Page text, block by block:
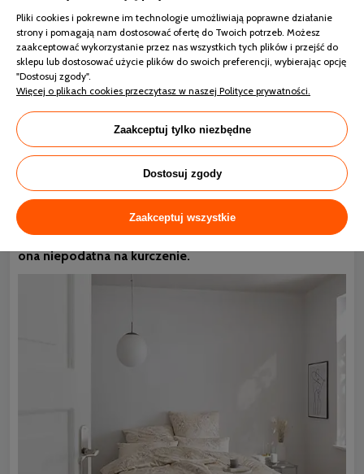
stosuje się najwyższej jakości mako bawełnę, która posiada
długie i odporne na uszkodzenia włókna. Wybierając
pościele z bawełny merceryzowanej, można mieć zatem
pewność najwyższej jakości.
Czy pranie merceryzowanej bawełny przebiega
tak jak w przypadku zwykłej bawełny?
Już wiecie, na czym polega merceryzacja bawełny, warto
więc pochylić się nad jej pielęgnacją.
znaczenie ma fakt, że takapościel z bawełny z
połyskiemmoże być prana podobnie jak zwykła
bawełna. Oczywiście zawsze należy zapoznać się z
informacjami zawartymi na metce. Istotne znaczenie
ma fakt, że merceryzacja bawełny powoduje, że jest
ona niepodatna na kurczenie.
Pliki cookies i pokrewne im technologie umożliwiają poprawne działanie
strony i pomagają nam dostosować ofertę do Twoich potrzeb. Możesz
zaakceptować wykorzystanie przez nas wszystkich tych plików i przejść do
sklepu lub dostosować użycie plików do swoich preferencji, wybierając opcję
"Dostosuj zgody".
Więcej o plikach cookies przeczytasz w naszej Polityce prywatności.
Zaakceptuj tylko niezbędne
Dostosuj zgody
Zaakceptuj wszystkie